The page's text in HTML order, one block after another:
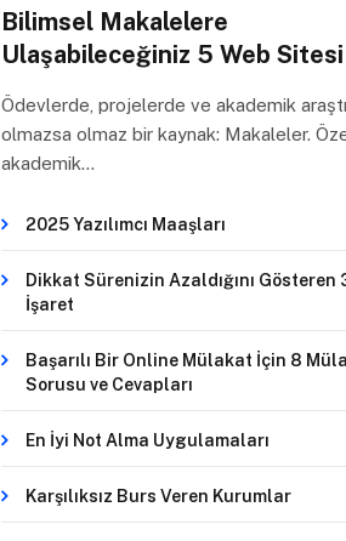
Bilimsel Makalelere
Ulaşabileceğiniz 5 Web Sitesi
Ödevlerde, projelerde ve akademik
olmazsa olmaz bir kaynak: Makaleler.
akademik…
2025 Yazılımcı Maaşları
Dikkat Sürenizin Azaldığını Gösteren
İşaret
Başarılı Bir Online Mülakat İçin 8
Sorusu ve Cevapları
En İyi Not Alma Uygulamaları
Karşılıksız Burs Veren Kurumlar